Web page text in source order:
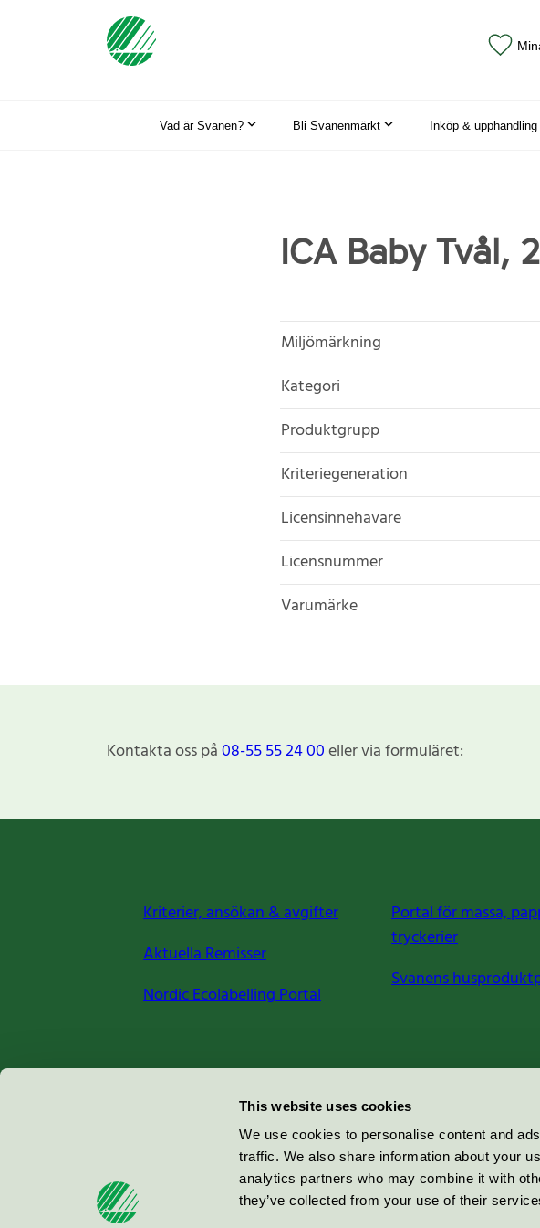
This website uses cookies
We use cookies to personalise content and
traffic. We also share information about your
analytics partners who may combine it with
they’ve collected from your use of their
Vad är Svanen? Bli Svanenmärkt Inköp & upphandling
ICA Baby Tvål,
Miljömärkning
Kategori
Produktgrupp
Kriteriegeneration
Licensinnehavare
Licensnummer
Varumärke
Kontakta oss på08-55 55 24 00eller via formuläret:
Kriterier, ansökan & avgifter
Aktuella Remisser
Nordic Ecolabelling Portal
Portal för massa,
tryckerier
Svanens
Miljömärkning Sverige AB
100 64